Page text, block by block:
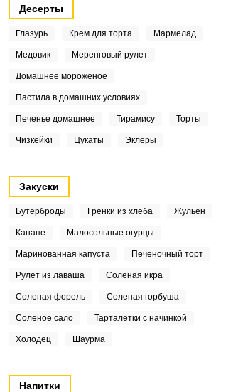
Десерты
Глазурь Крем для торта Мармелад
Медовик Меренговый рулет
Домашнее мороженое
Пастила в домашних условиях
Печенье домашнее Тирамису Торты
Чизкейки Цукаты Эклеры
Закуски
Бутерброды Гренки из хлеба Жульен
Канапе Малосольные огурцы
Маринованная капуста Печеночный торт
Рулет из лаваша Соленая икра
Соленая форель Соленая горбуша
Соленое сало Тарталетки с начинкой
Холодец Шаурма
Напитки
брать
у вас
Шампиньоны